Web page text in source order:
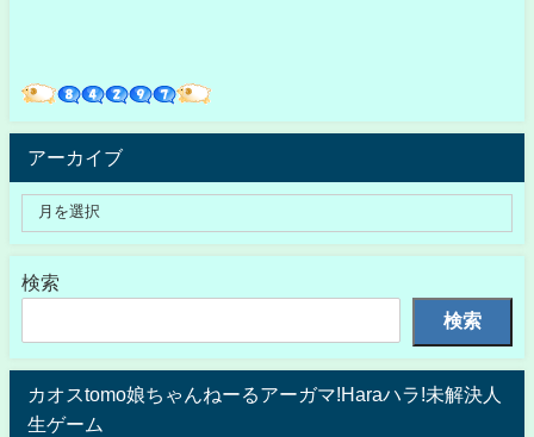
アーカイブ
検索
検索
カオスtomo娘ちゃんねーるアーガマ!Haraハラ!未解決人
生ゲーム